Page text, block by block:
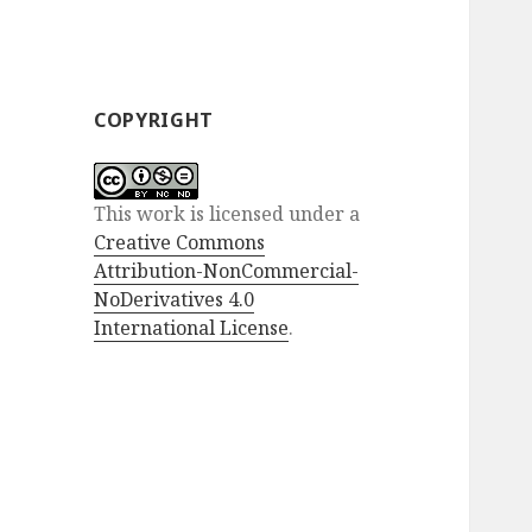
COPYRIGHT
This work is licensed under a
Creative Commons
Attribution-NonCommercial-
NoDerivatives 4.0
International License.